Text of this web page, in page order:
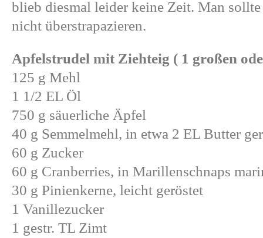
blieb diesmal leider keine Zeit. Man
nicht überstrapazieren.
Apfelstrudel mit Ziehteig ( 1 großen
125 g Mehl
1 1/2 EL Öl
750 g säuerliche Äpfel
40 g Semmelmehl, in etwa 2 EL Butter
60 g Zucker
60 g Cranberries, in Marillenschnaps
30 g Pinienkerne, leicht geröstet
1 Vanillezucker
1 gestr. TL Zimt